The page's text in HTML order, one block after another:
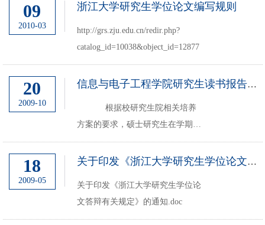
09
2010-03
浙江大学研究生学位论文编写规则
http://grs.zju.edu.cn/redir.php?
catalog_id=10038&object_id=12877
20
2009-10
信息与电子工程学院研究生读书报告实施细则
根据校研究生院相关培养
方案的要求，硕士研究生在学期间
须做读书报告4次，其中至少公开
在学科或系学术论坛做读书报告1
18
2009-05
关于印发《浙江大学研究生学位论文答辩有关规定》的通知
关于印发《浙江大学研究生学位论
文答辩有关规定》的通知.doc